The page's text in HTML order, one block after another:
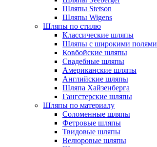
Шляпы Stetson
Шляпы Wigens
Шляпы по стилю
Классические шляпы
Шляпы с широкими полями
Ковбойские шляпы
Свадебные шляпы
Американские шляпы
Английские шляпы
Шляпа Хайзенберга
Гангстерские шляпы
Шляпы по материалу
Соломенные шляпы
Фетровые шляпы
Твидовые шляпы
Велюровые шляпы